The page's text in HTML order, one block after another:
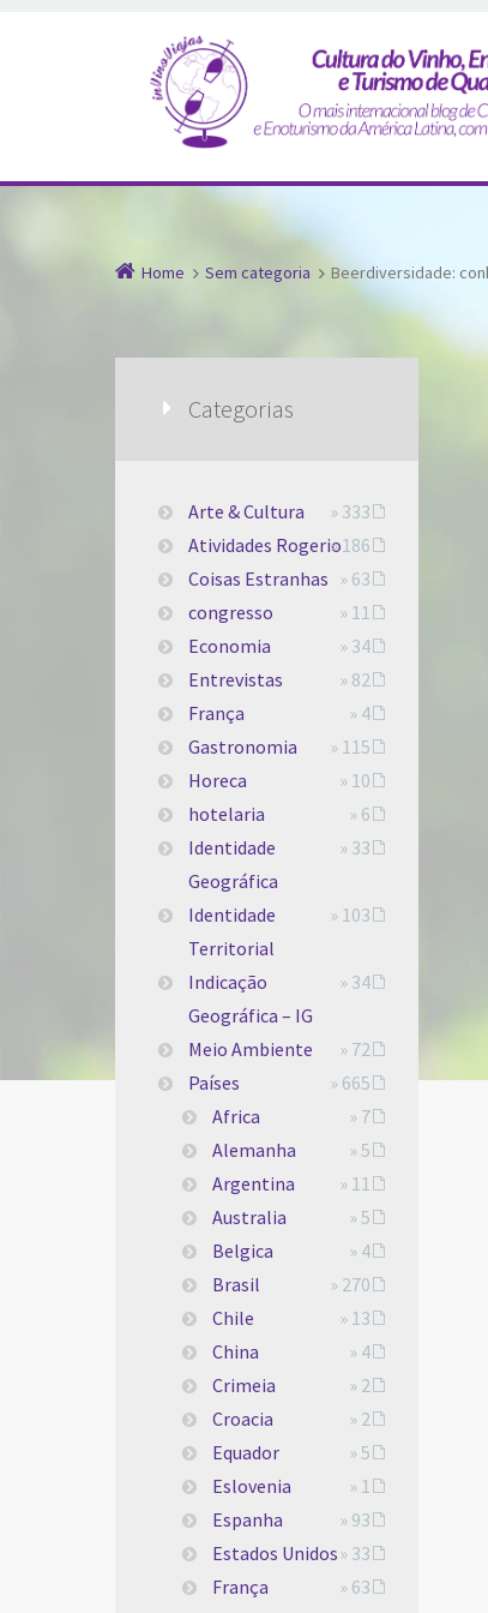
Home Sem categoria Beerdiversidade:
Categorias
Arte & Cultura
» 333
Atividades Rogerio» 186
Coisas Estranhas » 63
congresso
» 11
Economia
» 34
Entrevistas
» 82
França
» 4
Gastronomia
» 115
Horeca
» 10
hotelaria
» 6
Identidade
Geográfica
» 33
Identidade
Territorial
» 103
Indicação
Geográfica – IG
» 34
Meio Ambiente
» 72
Países
» 665
Africa
» 7
Alemanha
» 5
Argentina
» 11
Australia
» 5
Belgica
» 4
Brasil
» 270
Chile
» 13
China
» 4
Crimeia
» 2
Croacia
» 2
Equador
» 5
Eslovenia
» 1
Espanha
» 93
Estados Unidos» 33
França
» 63